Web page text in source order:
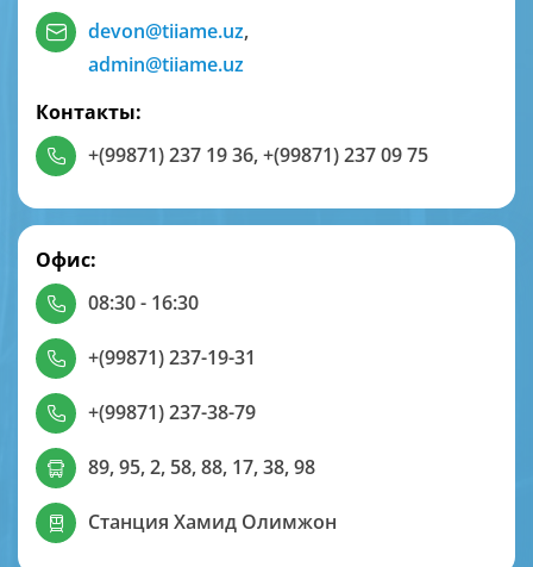
devon@tiiame.uz,
admin@tiiame.uz
Контакты:
+(99871) 237 19 36,+(99871) 237 09 75
Офис:
08:30 - 16:30
+(99871) 237-19-31
+(99871) 237-38-79
89, 95, 2, 58, 88, 17, 38, 98
Станция Хамид Олимжон